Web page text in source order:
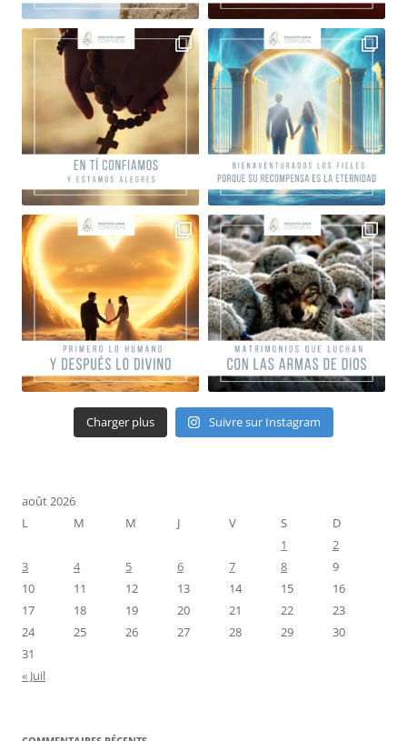
Charger plus Suivre sur Instagram
août 2026
L
M M J V S
D
1
2
3
4 5 6 7 8
9
10
11 12 13 14 15
16
17
18 19 20 21 22
23
24
25 26 27 28 29
30
31
« Juil